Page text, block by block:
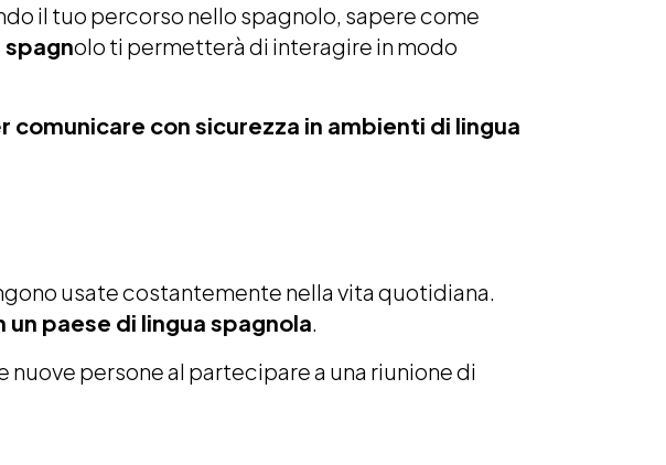
il tuo percorso nello spagnolo, sapere come
olo ti permetterà di interagire in modo
r comunicare con sicurezza in ambienti di lingua
usate costantemente nella vita quotidiana.
paese di lingua spagnola.
persone al partecipare a una riunione di